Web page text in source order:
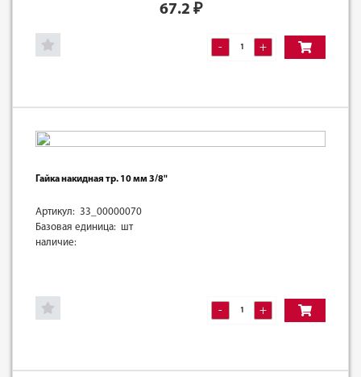
67.2 ₽
- +
Гайка накидная тр. 10 мм 3/8"
Артикул: 33_00000070
Базовая единица: шт
наличие:
- +